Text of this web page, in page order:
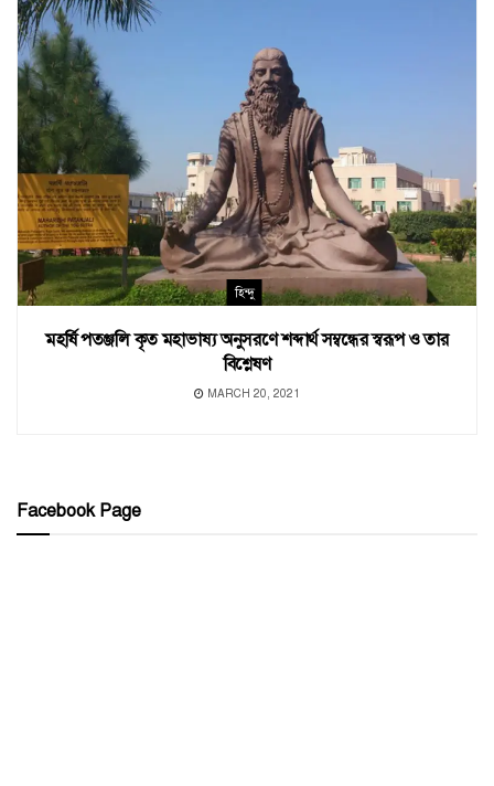
হিন্দু
মহর্ষি পতঞ্জলি কৃত মহাভাষ্য অনুসরণে শব্দার্থ সম্বন্ধের স্বরূপ ও তার
বিশ্লেষণ
MARCH 20, 2021
Facebook Page